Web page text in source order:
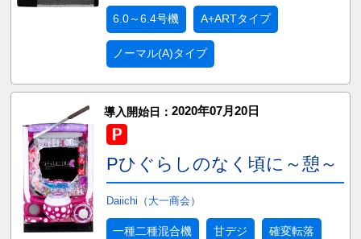
6.0～6.4号機 A+ARTタイプ
ノーマル(A)タイプ
導入開始日： 2020年07月20日
Pひぐらしのなく頃に～憩～
Daiichi（大一商会）
一種二種混合機 甘デジ 確変転落